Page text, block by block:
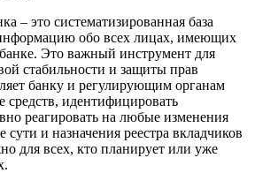
– это систематизированная база
обо всех лицах, имеющих
Это важный инструмент для
стабильности и защиты прав
банку и регулирующим органам
средств, идентифицировать
реагировать на любые изменения
и назначения реестра вкладчиков
для всех, кто планирует или уже